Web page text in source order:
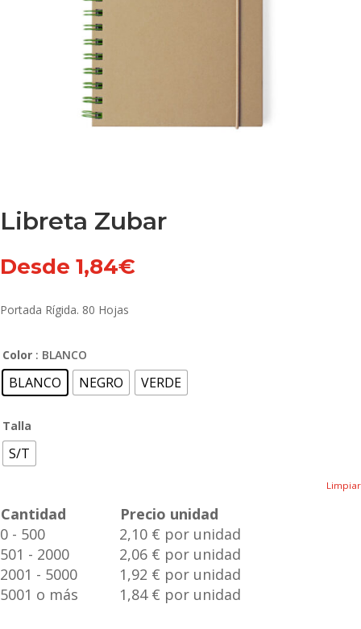
Libreta Zubar
Desde 1,84€
Portada Rígida. 80 Hojas
Color : BLANCO
BLANCO NEGRO VERDE
Talla
S/T
Limpiar
Cantidad
Precio unidad
0 - 500
2,10 € por unidad
501 - 2000
2,06 € por unidad
2001 - 5000
1,92 € por unidad
5001 o más
1,84 € por unidad